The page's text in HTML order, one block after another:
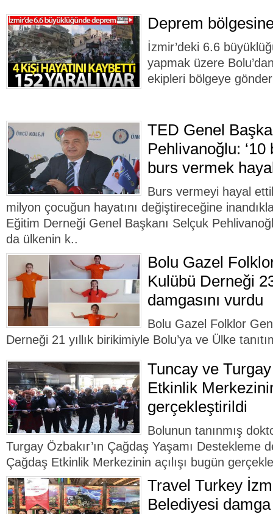
Deprem
İzmir’deki 6.6
yapmak üzere
ekipleri bölgeye
TED Genel
Pehlivanoğlu:
burs vermek
Burs vermeyi hayal
milyon çocuğun hayatını değiştireceğine
Eğitim Derneği Genel Başkanı Selçuk
da ülkenin k..
Bolu Gazel
Kulübü Derneği
damgasını vurdu
Bolu Gazel Folklor
Derneği 21 yıllık birikimiyle Bolu’ya ve Ülke
Tuncay ve
Etkinlik
gerçekleştirildi
Bolunun tanınmış
Turgay Özbakır’ın Çağdaş Yaşamı Destekleme
Çağdaş Etkinlik Merkezinin açılışı bugün
Travel Turkey
Belediyesi